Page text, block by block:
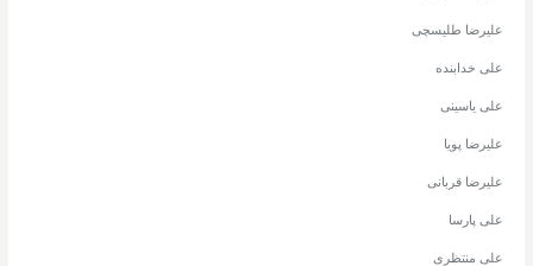
علیرضا طلیسچی
علی خدابنده
علی یاسینی
علیرضا پویا
علیرضا قربانی
علی پارسا
علی منتظری